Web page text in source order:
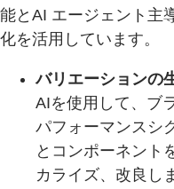
能とAI エージェント主
化を活用しています。
バリエーションの
AIを使用して、ブ
パフォーマンスシ
とコンポーネント
カライズ、改良し